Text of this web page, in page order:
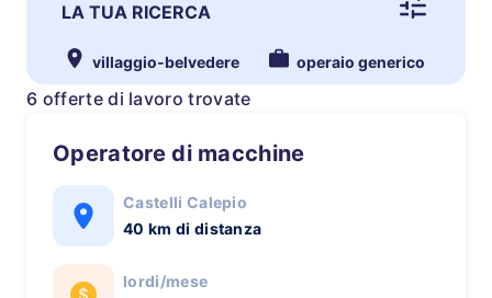
LA TUA RICERCA
villaggio-belvedere operaio generico
6 offerte di lavoro trovate
Operatore di macchine
Castelli Calepio
40 km di distanza
lordi/mese